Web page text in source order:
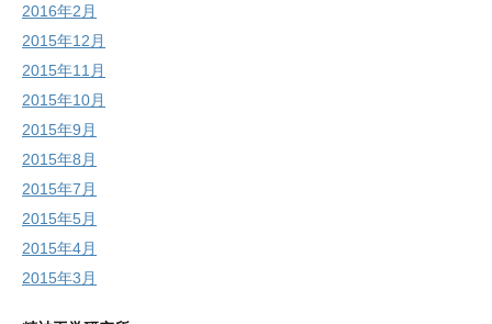
2016年2月
2015年12月
2015年11月
2015年10月
2015年9月
2015年8月
2015年7月
2015年5月
2015年4月
2015年3月